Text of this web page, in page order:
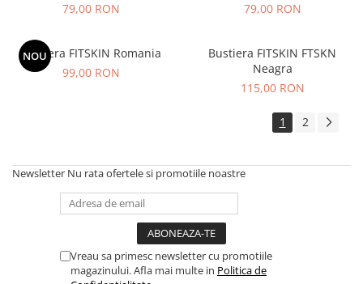
79,00 RON
79,00 RON
NOU
Bustiera FITSKIN Romania
99,00 RON
Bustiera FITSKIN FTSKN
Neagra
115,00 RON
1 2
Newsletter Nu rata ofertele si promotiile noastre
Vreau sa primesc newsletter cu promotiile
magazinului. Afla mai multe in Politica de